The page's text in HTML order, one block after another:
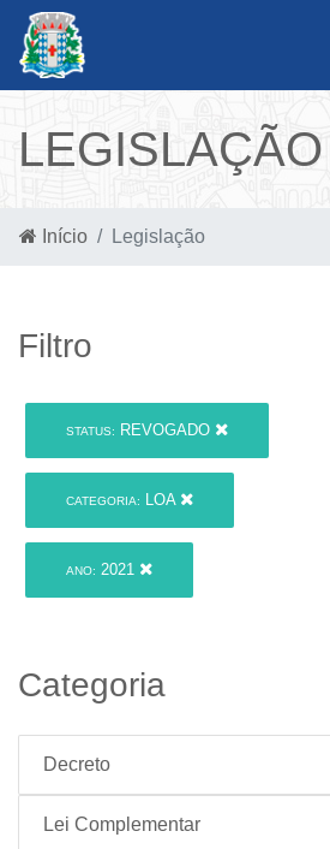
LEGISLAÇÃO
Início Legislação
Filtro
STATUS: REVOGADO
CATEGORIA: LOA
ANO: 2021
Categoria
Decreto
Lei Complementar